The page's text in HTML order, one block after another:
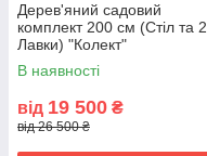
Дерев'яний садовий
комплект 200 см (Стіл та 2
Лавки) "Колект"
В наявності
від 19 500 ₴
від 26 500 ₴